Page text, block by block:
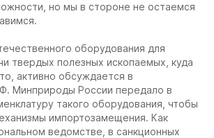
но мы в стороне не остаемся
оборудования для
твердых полезных ископаемых, куда
активно обсуждается в
Минприроды России передало в
такого оборудования, чтобы
импортозамещения. Как
ведомстве, в санкционных